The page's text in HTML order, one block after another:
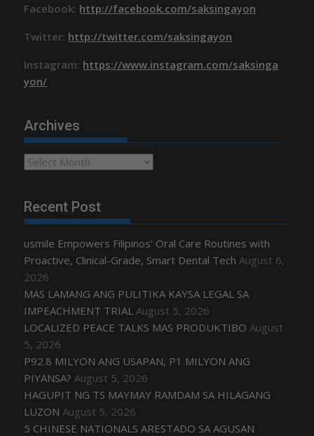
Facebook: http://facebook.com/saksingayon
Twitter: http://twitter.com/saksingayon
Instagram: https://www.instagram.com/saksinga
yon/
Archives
Archives
Recent Post
usmile Empowers Filipinos’ Oral Care Routines with
Proactive, Clinical-Grade, Smart Dental Tech August 6,
2026
MAS LAMANG ANG PULITIKA KAYSA LEGAL SA
IMPEACHMENT TRIAL August 5, 2026
LOCALIZED PEACE TALKS MAS PRODUKTIBO August
5, 2026
P92.8 MILYON ANG USAPAN, P1 MILYON ANG
PIYANSA? August 5, 2026
HAGUPIT NG TS MAYMAY RAMDAM SA HILAGANG
LUZON August 5, 2026
5 CHINESE NATIONALS ARESTADO SA AGUSAN